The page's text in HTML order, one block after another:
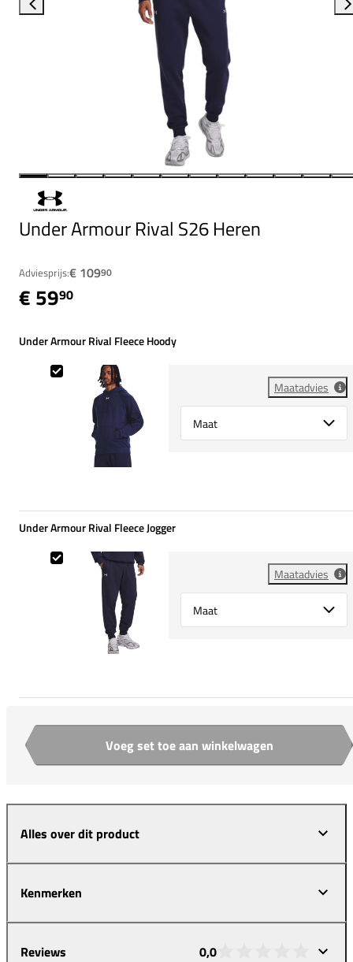
Under Armour Rival S26 Heren
Adviesprijs:€ 10990
€ 5990
Under Armour Rival Fleece Hoody
Maatadvies
Select {option} for {name}
Under Armour Rival Fleece Hoody
Under Armour Rival Fleece Jogger
Maatadvies
Select {option} for {name}
Under Armour Rival Fleece Jogger
Aantal Voeg set toe aan winkelwagen
Alles over dit product
Kenmerken
Reviews 0,0